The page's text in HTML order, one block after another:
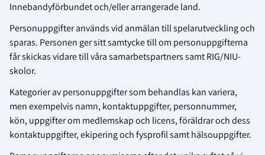
Innebandyförbundet och/eller arrangerade land.
Personuppgifter används vid anmälan till spelarutveckling och
sparas. Personen ger sitt samtycke till om personuppgifterna
får skickas vidare till våra samarbetspartners samt RIG/NIU-
skolor.
Kategorier av personuppgifter som behandlas kan variera,
men exempelvis namn, kontaktuppgifter, personnummer,
kön, uppgifter om medlemskap och licens, föräldrar och dess
kontaktuppgifter, ekipering och fysprofil samt hälsouppgifter.